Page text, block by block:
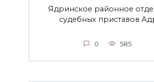
Ядринское районное
судебных приставов
0 585